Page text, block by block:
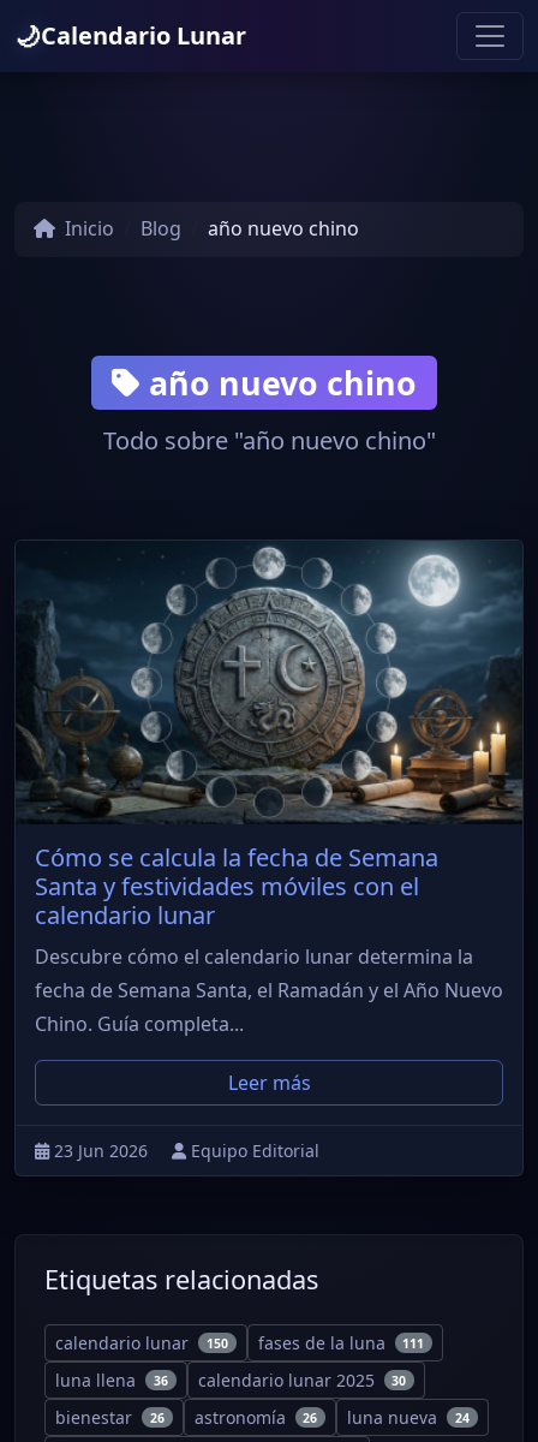
🌙Calendario Lunar
Inicio Blog año nuevo chino
año nuevo chino
Todo sobre "año nuevo chino"
Cómo se calcula la fecha de Semana
Santa y festividades móviles con el
calendario lunar
Descubre cómo el calendario lunar determina la
fecha de Semana Santa, el Ramadán y el Año Nuevo
Chino. Guía completa...
Leer más
23 Jun 2026 Equipo Editorial
Etiquetas relacionadas
calendario lunar 150 fases de la luna 111
luna llena 36 calendario lunar 2025 30
bienestar 26 astronomía 26 luna nueva 24